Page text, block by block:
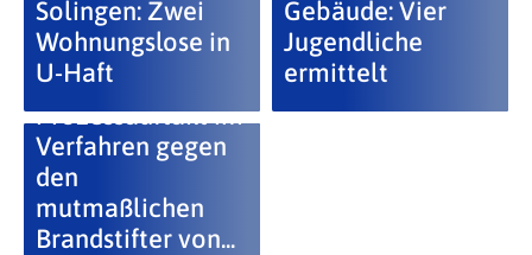
Solingen: Zwei
Wohnungslose in
U-Haft
Gebäude: Vier
Jugendliche
ermittelt
+++
Prozessauftakt im
Verfahren gegen
den
mutmaßlichen
Brandstifter von...